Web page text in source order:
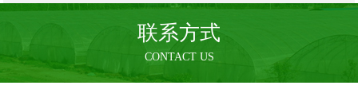
联系方式
CONTACT US